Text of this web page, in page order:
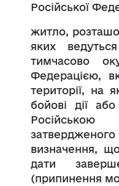
Російської
житло,
яких
тимчасово
Федерацією,
території, на
бойові дії
визначення,
дати
(припинення